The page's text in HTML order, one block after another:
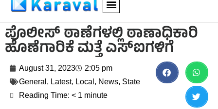
ಪೊಲೀಸ್ ಠಾಣೆಗಳಲ್ಲಿ ಠಾಣಾಧಿಕಾರಿ
ಹೊಣೆಗಾರಿಕೆ ಮತ್ತೆ ಎಸ್‌ಐಗಳಿಗೆ
August 31, 2023
2:05 pm
General , Latest, Local , News, State
Reading Time: < 1 minute